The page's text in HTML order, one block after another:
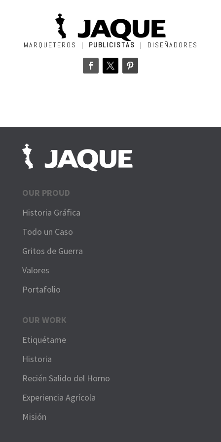
MARQUETEROS | PUBLICISTAS | DISEÑADORES
OUR PROUD
Historia Gráfica
Todo un Caso
Gritos de Guerra
Valores
Portafolio
OUR WORK
Etiquétame
Historia
Recién Salido del Horno
Experiencia Agrícola
Misión